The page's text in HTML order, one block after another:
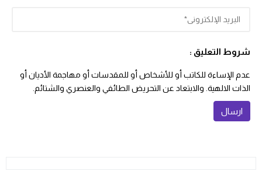
شروط التعليق :
عدم الإساءة للكاتب أو للأشخاص أو للمقدسات أو مهاجمة الأديان أو
الذات الالهية. والابتعاد عن التحريض الطائفي والعنصري والشتائم.